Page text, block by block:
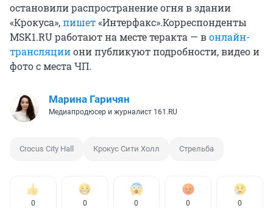
остановили распространение огня в здании
«Крокуса»,пишет«Интерфакс».Корреспонденты
MSK1.RU работают на месте теракта — вонлайн-
трансляцииони публикуют подробности, видео и
фото с места ЧП.
Марина Гаричян
Медиапродюсер и журналист 161.RU
Crocus City Hall Крокус Сити Холл Стрельба
0 0 0 0 0